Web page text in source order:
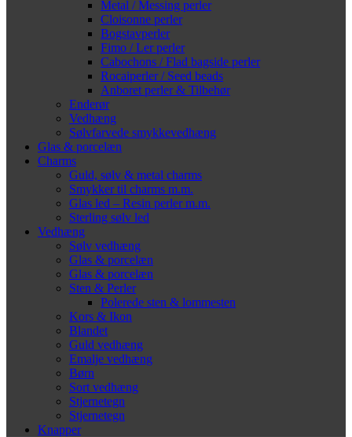
Metal / Messing perler
Cloisonne perler
Bogstavperler
Fimo / Ler perler
Cabochons / Flad bagside perler
Rocaiperler / Seed beads
Anboret perler & Tilbehør
Enderør
Vedhæng
Sølvfarvede smykkevedhæng
Glas & porcelæn
Charms
Guld, sølv & metal charms
Smykker til charms m.m.
Glas led – Resin perler m.m.
Sterling sølv led
Vedhæng
Sølv vedhæng
Glas & porcelæn
Glas & porcelæn
Sten & Perler
Polerede sten & lommesten
Kors & Ikon
Blandet
Guld vedhæng
Emalje vedhæng
Børn
Sort vedhæng
Stjernetegn
Stjernetegn
Knapper